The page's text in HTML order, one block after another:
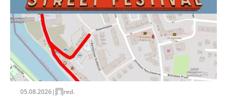
Zapamiętaj moje dane w tej przeglądarce podczas
pisania kolejnych komentarzy.
05.08.2026| red.